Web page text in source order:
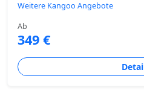
Weitere Kangoo Angebote
Ab
349 €